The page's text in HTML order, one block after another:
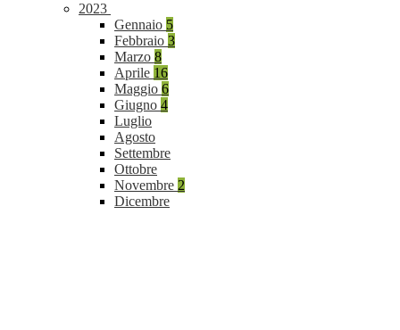
2023
Gennaio 5
Febbraio 3
Marzo 8
Aprile 16
Maggio 6
Giugno 4
Luglio
Agosto
Settembre
Ottobre
Novembre 2
Dicembre